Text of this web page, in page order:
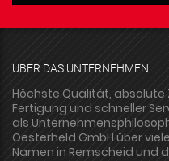
ÜBER DAS UNTERNEHMEN
Höchste Qualität, absolute
Fertigung und schneller
als
Oesterheld GmbH über
Namen in Remscheid und